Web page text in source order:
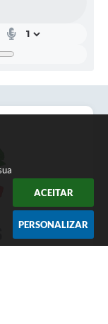
ACEITAR
PERSONALIZAR